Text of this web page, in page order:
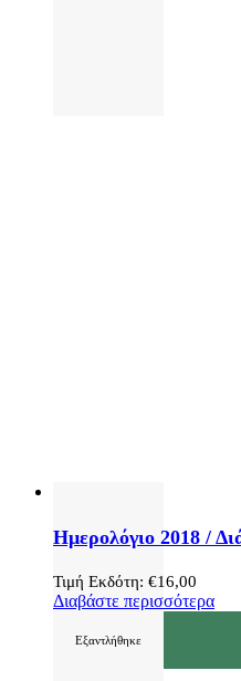
Ημερολόγιο 2018 /
Τιμή Εκδότη: €16,00
Διαβάστε περισσότερα
Εξαντλήθηκε